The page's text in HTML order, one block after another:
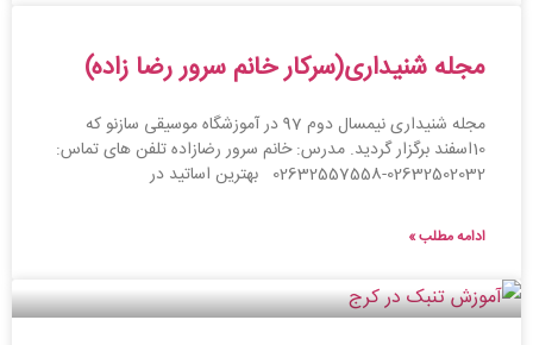
مجله شنیداری(سرکار خانم سرور رضا زاده)
مجله شنیداری نیمسال دوم 97 در آموزشگاه موسیقی سازنو که
10اسفند برگزار گردید. مدرس: خانم سرور رضازاده تلفن های تماس:
02632502032-02632557558 بهترین اساتید در
ادامه مطلب »